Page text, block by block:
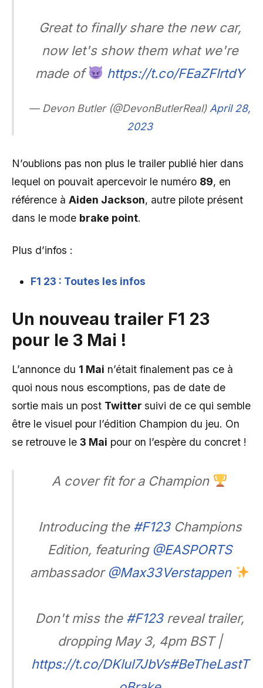
Great to finally share the new car,
now let's show them what we're
made of
https://t.co/FEaZFlrtdY
— Devon Butler (@DevonButlerReal) April 28,
2023
N’oublions pas non plus le trailer publié hier dans
lequel on pouvait apercevoir le numéro 89, en
référence à Aiden Jackson, autre pilote présent
dans le mode brake point.
Plus d’infos :
F1 23 : Toutes les infos
Un nouveau trailer F1 23
pour le 3 Mai !
L’annonce du 1 Mai n’était finalement pas ce à
quoi nous nous escomptions, pas de date de
sortie mais un post Twitter suivi de ce qui semble
être le visuel pour l’édition Champion du jeu. On
se retrouve le 3 Mai pour on l’espère du concret !
A cover fit for a Champion
Introducing the #F123Champions
Edition, featuring @EASPORTS
ambassador @Max33Verstappen
Don't miss the #F123reveal trailer,
dropping May 3, 4pm BST |
https://t.co/DKlul7JbVs#BeTheLastT